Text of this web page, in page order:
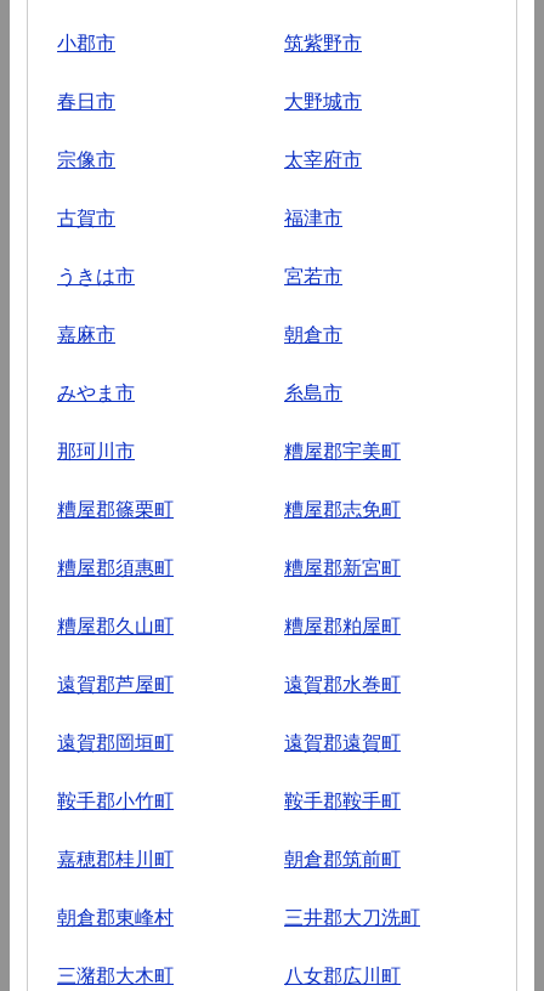
小郡市 筑紫野市
春日市 大野城市
宗像市 太宰府市
古賀市 福津市
うきは市 宮若市
嘉麻市 朝倉市
みやま市 糸島市
那珂川市 糟屋郡宇美町
糟屋郡篠栗町 糟屋郡志免町
糟屋郡須惠町 糟屋郡新宮町
糟屋郡久山町 糟屋郡粕屋町
遠賀郡芦屋町 遠賀郡水巻町
遠賀郡岡垣町 遠賀郡遠賀町
鞍手郡小竹町 鞍手郡鞍手町
嘉穂郡桂川町 朝倉郡筑前町
朝倉郡東峰村 三井郡大刀洗町
三潴郡大木町 八女郡広川町